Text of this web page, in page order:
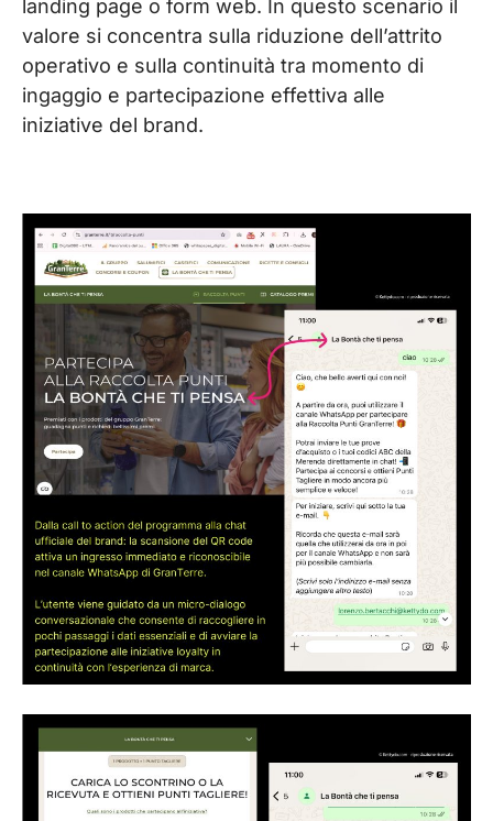
landing page o form web. In questo scenario il
valore si concentra sulla riduzione dell’attrito
operativo e sulla continuità tra momento di
ingaggio e partecipazione effettiva alle
iniziative del brand.